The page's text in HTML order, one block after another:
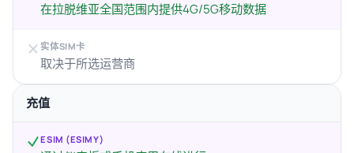
在拉脱维亚全国范围内提供4G/5G移动数据
实体SIM卡
取决于所选运营商
充值
ESIM (ESIMY)